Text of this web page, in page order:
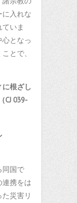
に入れな
いま
となっ
とで、
根ざし
CJ 039-
同国で
連携をは
災害リ